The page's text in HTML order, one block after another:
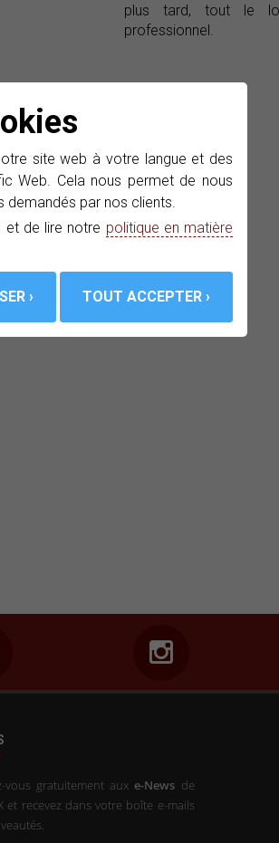
site web à votre langue et des
Web. Cela nous permet de nous
demandés par nos clients.
et de lire notre politique en matière
plus tard, tout le
professionnel.
vous gratuitement aux e-News de
et recevez dans votre boîte e-mails